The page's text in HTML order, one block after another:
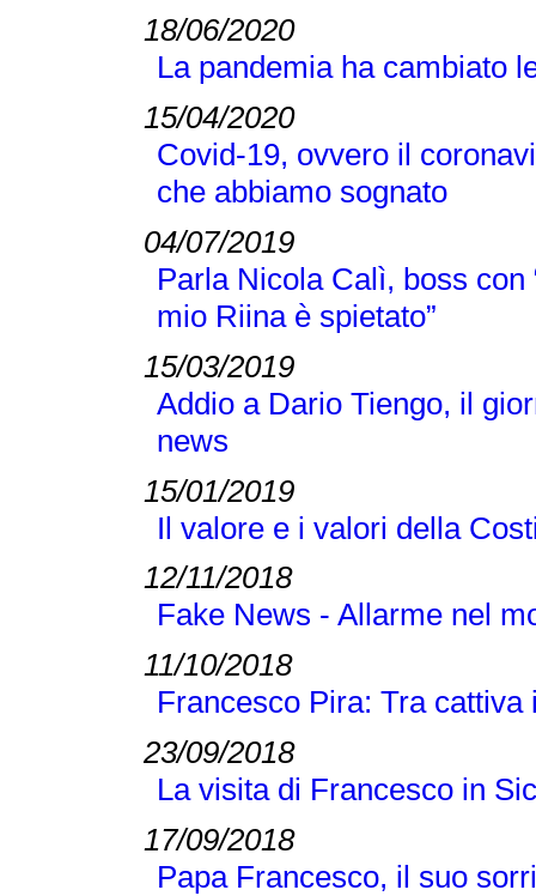
18/06/2020
La pandemia ha cambiato
15/04/2020
Covid-19, ovvero il
che abbiamo sognato
04/07/2019
Parla Nicola Calì, boss con
mio Riina è spietato”
15/03/2019
Addio a Dario Tiengo, il
news
15/01/2019
Il valore e i valori della
12/11/2018
Fake News - Allarme nel
11/10/2018
Francesco Pira: Tra
23/09/2018
La visita di Francesco in
17/09/2018
Papa Francesco, il suo